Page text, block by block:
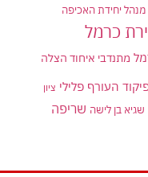
מנהל יחידת האכיפה
כרמל
מתנדבי איחוד הצלה
העורף פלילי ציון
שגיא בן לישה שריפה